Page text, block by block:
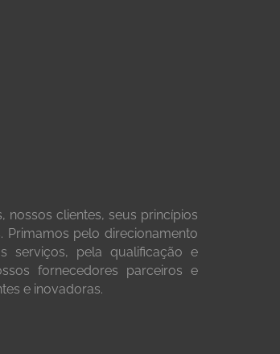
nossos clientes, seus princípios
pelo direcionamento
serviços, pela qualificação e
fornecedores parceiros e
e inovadoras.